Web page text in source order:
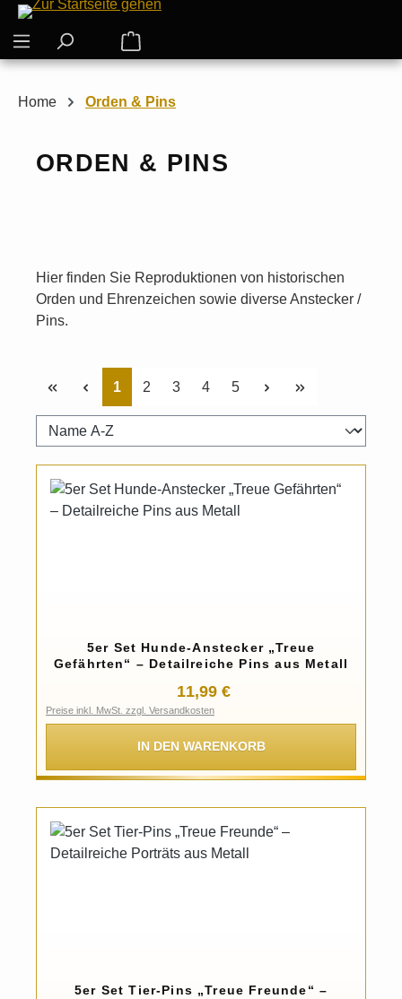
Zum Hauptinhalt springen
Warenkorb enthält 0 Positionen. Der
Home Orden & Pins
ORDEN & PINS
Hier finden Sie Reproduktionen von historischen
Orden und Ehrenzeichen sowie diverse Anstecker /
Pins.
Seite
1 Seite
2 Seite
3 Seite
4 Seite
5
5er Set Hunde-Anstecker „Treue
Gefährten“ – Detailreiche Pins aus Metall
Regulärer Preis:
11,99 €
Preise inkl. MwSt. zzgl. Versandkosten
IN DEN WARENKORB
5er Set Tier-Pins „Treue Freunde“ –